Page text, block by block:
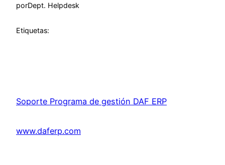
porDept. Helpdesk
Etiquetas:
Soporte Programa de gestión DAF ERP
www.daferp.com